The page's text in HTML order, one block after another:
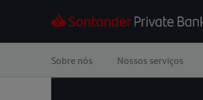
Sobre nós Nossos serviços